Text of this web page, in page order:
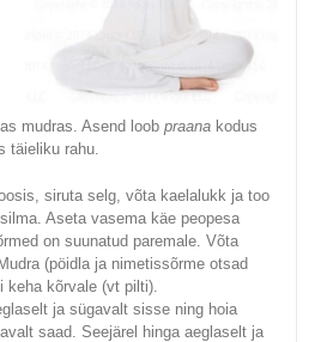
mudras. Asend loob praanakodus
täieliku rahu.
siruta selg, võta kaelalukk ja too
Aseta vasema käe peopesa
on suunatud paremale. Võta
(pöidla ja nimetissõrme otsad
kõrvale (vt pilti).
ja sügavalt sisse ning hoia
saad. Seejärel hinga aeglaselt ja